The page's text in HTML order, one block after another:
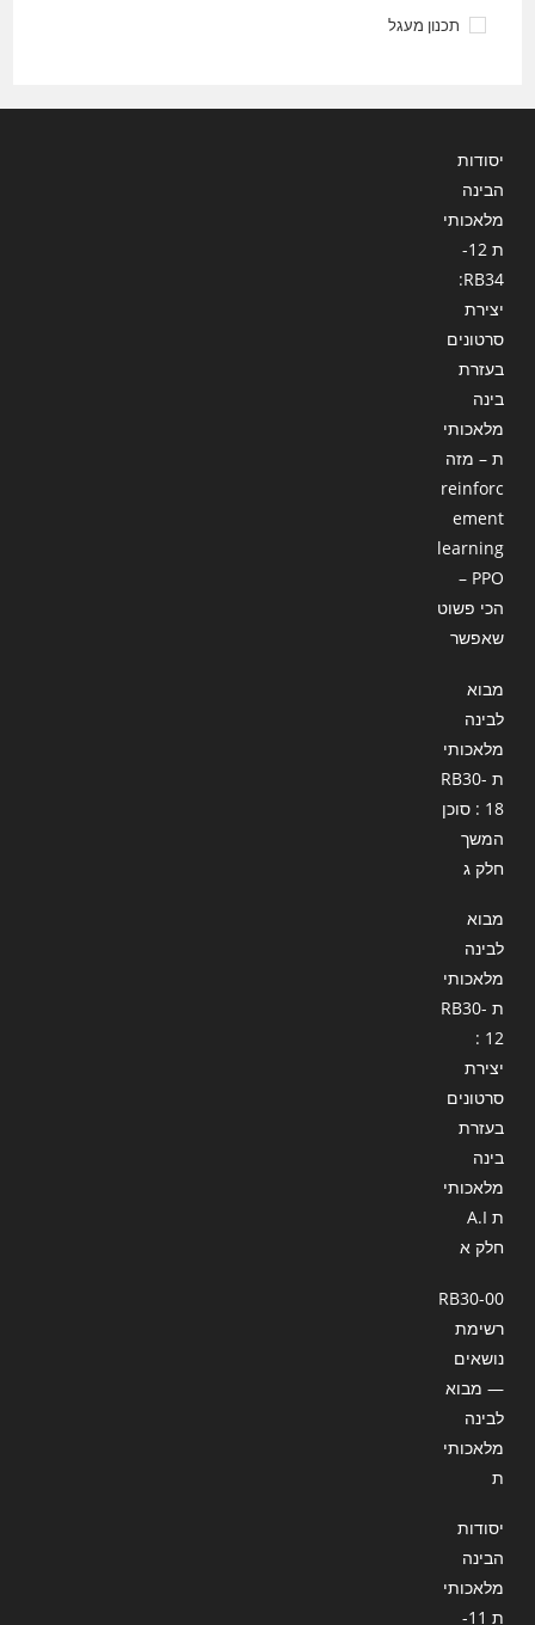
תכנון מעגל
יסודות
הבינה
מלאכותי
ת 12-
RB34:
יצירת
סרטונים
בעזרת
בינה
מלאכותי
ת – מזה
reinforc
ement
learning
– PPO
הכי פשוט
שאפשר
מבוא
לבינה
מלאכותי
ת RB30-
18 : סוכן
המשך
חלק ג
מבוא
לבינה
מלאכותי
ת RB30-
12 :
יצירת
סרטונים
בעזרת
בינה
מלאכותי
ת A.I
חלק א
RB30-00
רשימת
נושאים
— מבוא
לבינה
מלאכותי
ת
יסודות
הבינה
מלאכותי
ת 11-